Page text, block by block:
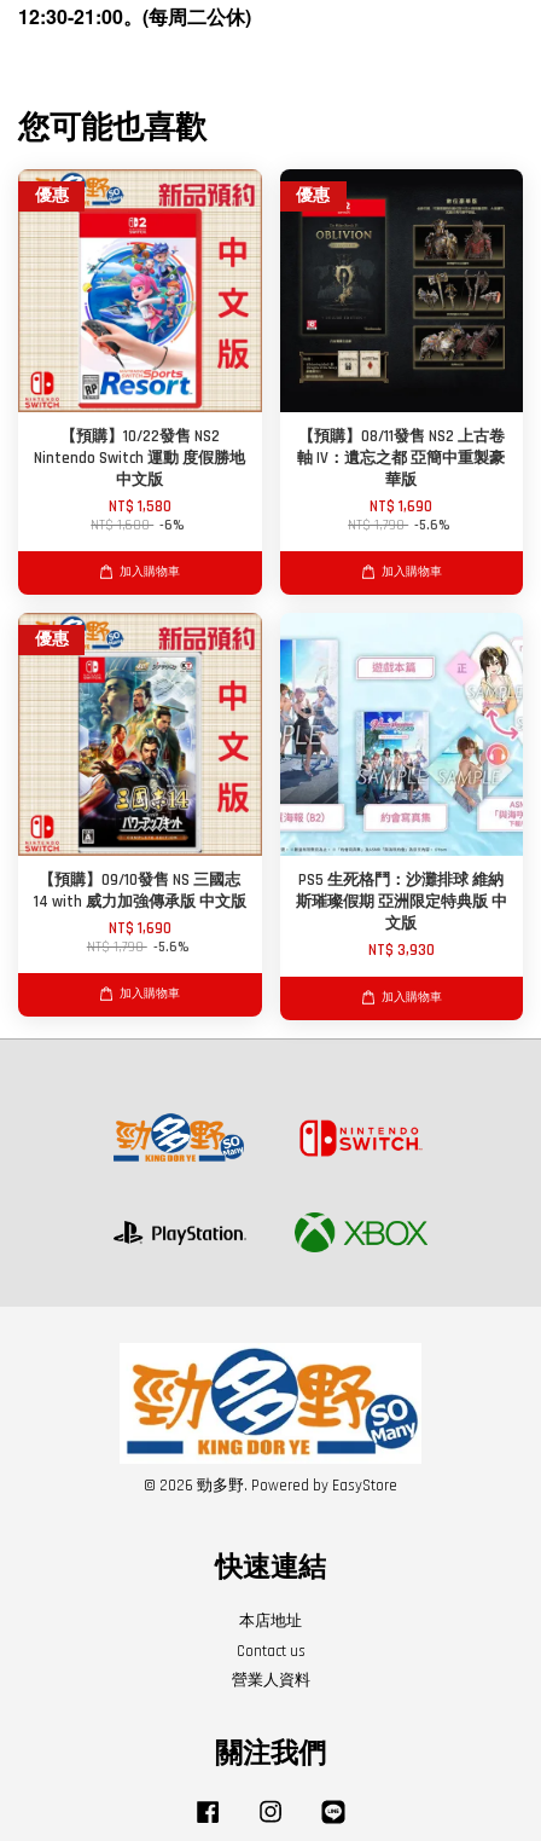
12:30-21:00。(每周二公休)
您可能也喜歡
優惠
【預購】10/22發售 NS2
Nintendo Switch 運動 度假勝地
中文版
NT$ 1,580
NT$ 1,680 -6%
加入購物車
優惠
【預購】08/11發售 NS2 上古卷
軸 IV：遺忘之都 亞簡中重製豪
華版
NT$ 1,690
NT$ 1,790 -5.6%
加入購物車
優惠
【預購】09/10發售 NS 三國志
14 with 威力加強傳承版 中文版
NT$ 1,690
NT$ 1,790 -5.6%
加入購物車
PS5 生死格鬥：沙灘排球 維納
斯璀璨假期 亞洲限定特典版 中
文版
NT$ 3,930
加入購物車
© 2026 勁多野. Powered by EasyStore
快速連結
本店地址
Contact us
營業人資料
關注我們
Facebook Instagram